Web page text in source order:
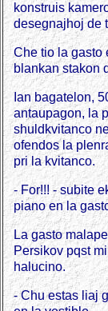
konstruis
desegnajhoj de
Che tio la gasto
blankan stakon
Ian bagatelon,
antaupagon, la
shuldkvitanco
ofendos la
pri la kvitanco.
- For!!! - subite
piano en la
La gasto
Persikov pqst
halucino.
- Chu estas liaj